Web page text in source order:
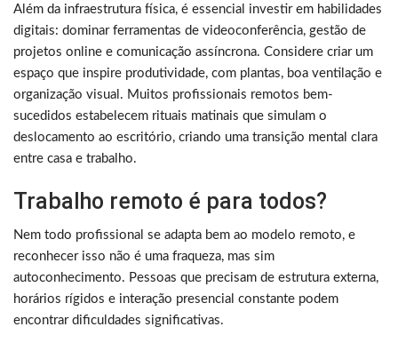
Além da infraestrutura física, é essencial investir em habilidades
digitais: dominar ferramentas de videoconferência, gestão de
projetos online e comunicação assíncrona. Considere criar um
espaço que inspire produtividade, com plantas, boa ventilação e
organização visual. Muitos profissionais remotos bem-
sucedidos estabelecem rituais matinais que simulam o
deslocamento ao escritório, criando uma transição mental clara
entre casa e trabalho.
Trabalho remoto é para todos?
Nem todo profissional se adapta bem ao modelo remoto, e
reconhecer isso não é uma fraqueza, mas sim
autoconhecimento. Pessoas que precisam de estrutura externa,
horários rígidos e interação presencial constante podem
encontrar dificuldades significativas.